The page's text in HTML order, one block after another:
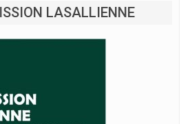
LASALLIENNE